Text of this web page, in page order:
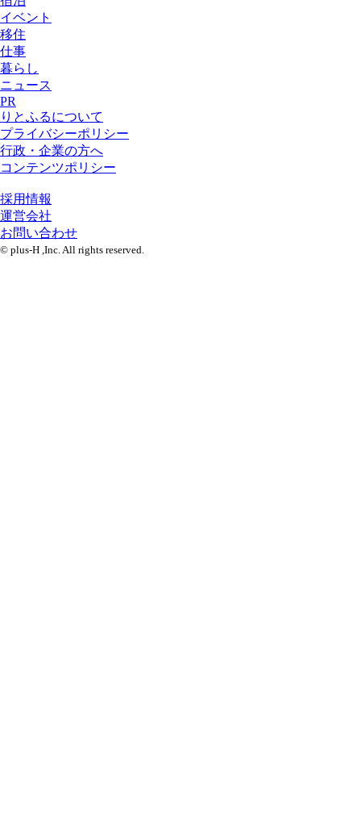
イベント
移住
仕事
暮らし
ニュース
PR
りとふるについて
プライバシーポリシー
行政・企業の方へ
コンテンツポリシー
採用情報
運営会社
お問い合わせ
© plus-H ,Inc. All rights reserved.